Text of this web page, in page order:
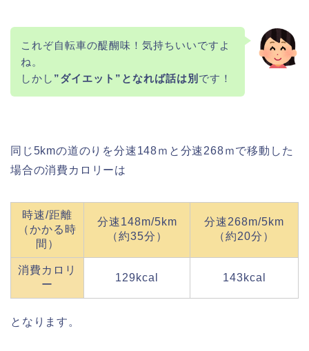
これぞ自転車の醍醐味！気持ちいいですよ
ね。
しかし ”ダイエット”となれば話は別 です！
同じ5kmの道のりを分速148ｍと分速268ｍで移動した
場合の消費カロリーは
時速/距離
（かかる時
間）
分速148m/5km
（約35分）
分速268m/5km
（約20分）
消費カロリ
ー
129kcal 143kcal
となります。